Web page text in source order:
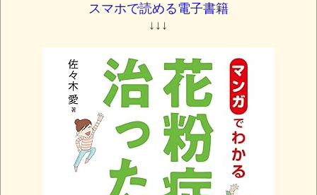
スマホで読める電子書籍
↓↓↓